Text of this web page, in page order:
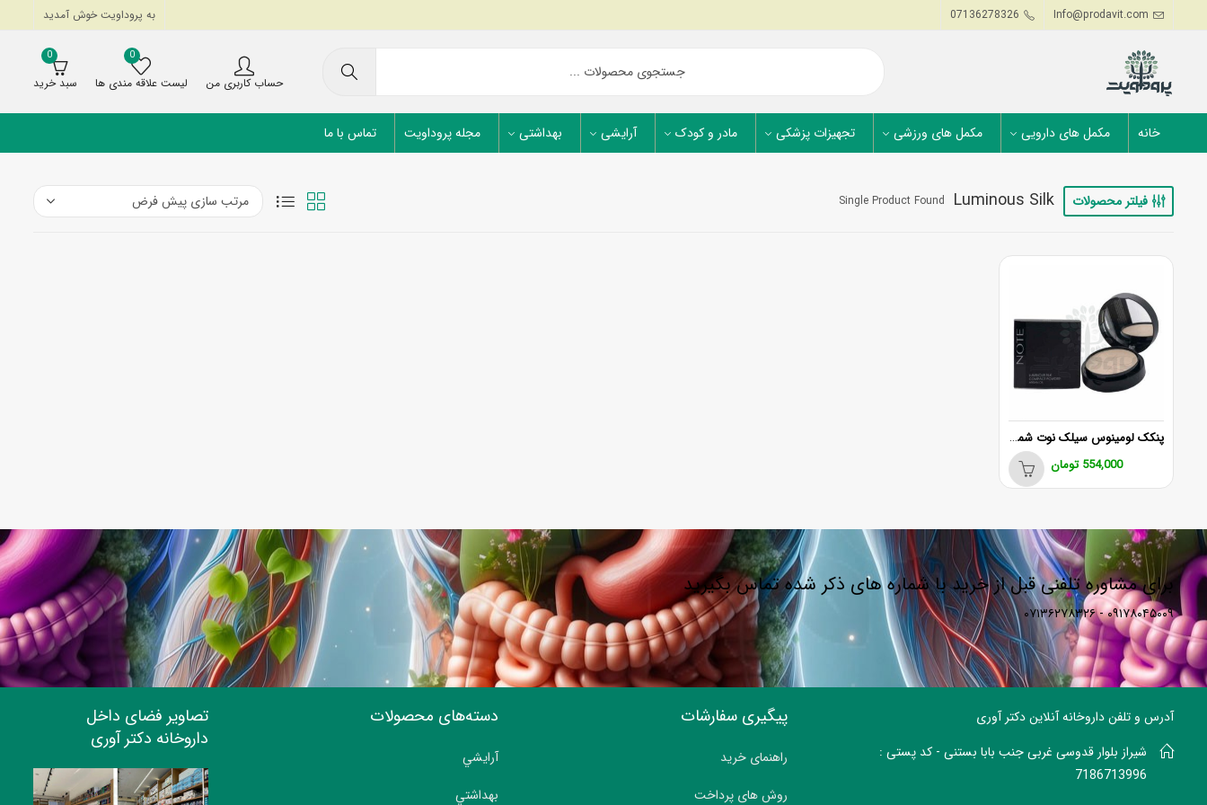
Info@prodavit.com
07136278326 به پروداویت خوش آمدید
حساب کاربری من
0
لیست علاقه مندی ها
0
سبد خرید
خانه مکمل های دارویی مکمل های ورزشی تجهیزات پزشکی مادر و کودک آرایشی بهداشتی مجله پروداویت تماس با ما
فیلتر محصولات Luminous Silk
Single Product Found
پنکک لومینوس سیلک نوت شماره 01
554,000 تومان
برای مشاوره تلفنی قبل از خرید با شماره های ذکر شده تماس بگیرید
۰۹۱۷۸۰۴۵۰۰۹ - ۰۷۱۳۶۲۷۸۳۲۶
آدرس و تلفن داروخانه آنلاین دکتر آوری
شیراز بلوار قدوسی غربی جنب بابا بستنی - کد پستی :
7186713996
پیگیری سفارشات
راهنمای خرید
روش های پرداخت
دسته‌های محصولات
آرايشي
بهداشتي
تصاویر فضای داخل
داروخانه دکتر آوری